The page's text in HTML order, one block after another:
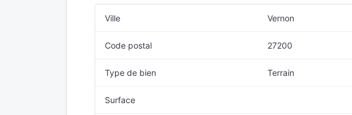
Ville Vernon
Code postal 27200
Type de bien Terrain
Surface